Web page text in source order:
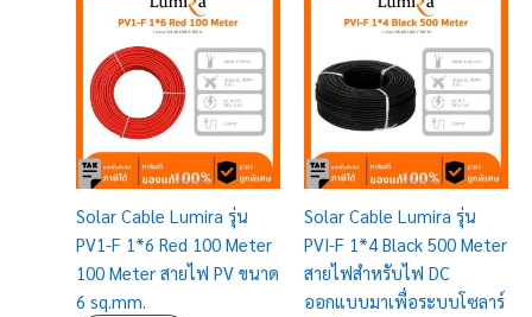
Solar Cable Lumira รุ่น
PV1-F 1*6 Red 100 Meter
100 Meter สายไฟ PV ขนาด
6 sq.mm.
Solar Cable Lumira รุ่น
PVI-F 1*4 Black 500 Meter
สายไฟสำหรับไฟ DC
ออกแบบมาเพื่อระบบโซลาร์